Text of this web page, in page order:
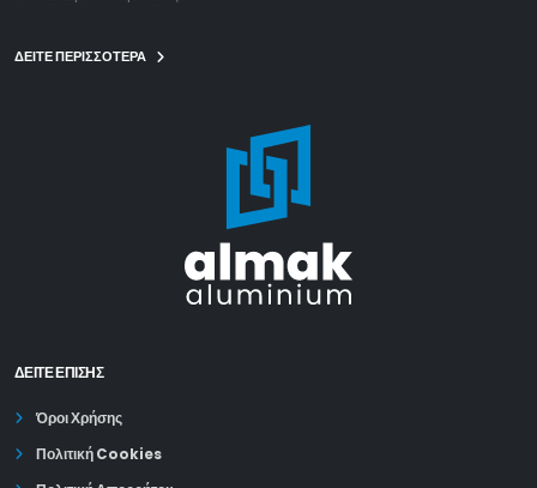
ΔΕΙΤΕ ΠΕΡΙΣΣΟΤΕΡΑ
ΔΕΊΤΕ ΕΠΙΣΗΣ
Όροι Χρήσης
Πολιτική Cookies